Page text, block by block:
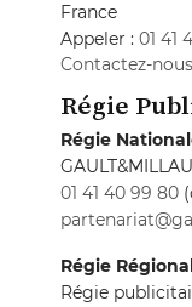
France
Appeler : 01 41
Contactez-nous
Régie
Régie
GAULT&MILLAU
01 41 40 99 80
Régie
Régie